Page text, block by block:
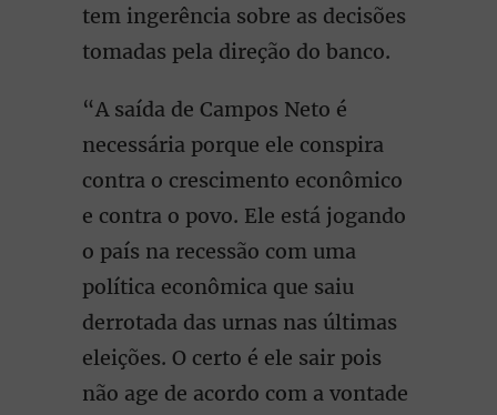
tem ingerência sobre as decisões
tomadas pela direção do banco.
“A saída de Campos Neto é
necessária porque ele conspira
contra o crescimento econômico
e contra o povo. Ele está jogando
o país na recessão com uma
política econômica que saiu
derrotada das urnas nas últimas
eleições. O certo é ele sair pois
não age de acordo com a vontade